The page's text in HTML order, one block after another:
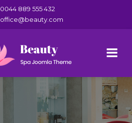
0044 889 555 432
office@beauty.com